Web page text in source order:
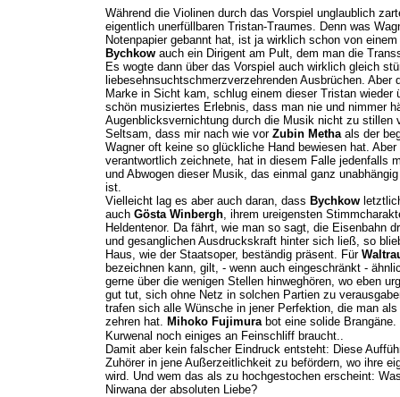
Während die Violinen durch das Vorspiel unglaublich
eigentlich unerfüllbaren Tristan-Traumes. Denn was
Notenpapier gebannt hat, ist ja wirklich schon von
Bychkow auch ein Dirigent am Pult, dem man die
Es wogte dann über das Vorspiel auch wirklich gleich
liebesehnsuchtschmerzverzehrenden Ausbrüchen.
Marke in Sicht kam, schlug einem dieser Tristan
schön musiziertes Erlebnis, dass man nie und nimmer
Augenblicksvernichtung durch die Musik nicht zu stillen
Seltsam, dass mir nach wie vor Zubin Methaals der
Wagner oft keine so glückliche Hand bewiesen hat. Aber
verantwortlich zeichnete, hat in diesem Falle jedenfalls
und Abwogen dieser Musik, das einmal ganz
ist.
Vielleicht lag es aber auch daran, dass Bychkow
auch Gösta Winbergh, ihrem ureigensten
Heldentenor. Da fährt, wie man so sagt, die Eisenbahn
und gesanglichen Ausdruckskraft hinter sich ließ, so
Haus, wie der Staatsoper, beständig präsent. Für
bezeichnen kann, gilt, - wenn auch eingeschränkt -
gerne über die wenigen Stellen hinweghören, wo eben
gut tut, sich ohne Netz in solchen Partien zu
trafen sich alle Wünsche in jener Perfektion, die man
zehren hat. Mihoko Fujimurabot eine solide Brangäne.
Kurwenal noch einiges an Feinschliff braucht..
Damit aber kein falscher Eindruck entsteht: Diese
Zuhörer in jene Außerzeitlichkeit zu befördern, wo ihre
wird. Und wem das als zu hochgestochen erscheint:
Nirwana der absoluten Liebe?